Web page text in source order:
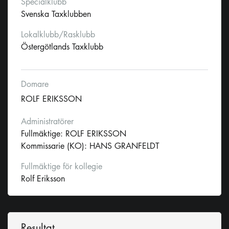
Svenska Taxklubben
Lokalklubb/Rasklubb
Östergötlands Taxklubb
Domare
ROLF ERIKSSON
Administratörer
Fullmäktige: ROLF ERIKSSON
Kommissarie (KO): HANS GRANFELDT
Fullmäktige för kollegie
Rolf Eriksson